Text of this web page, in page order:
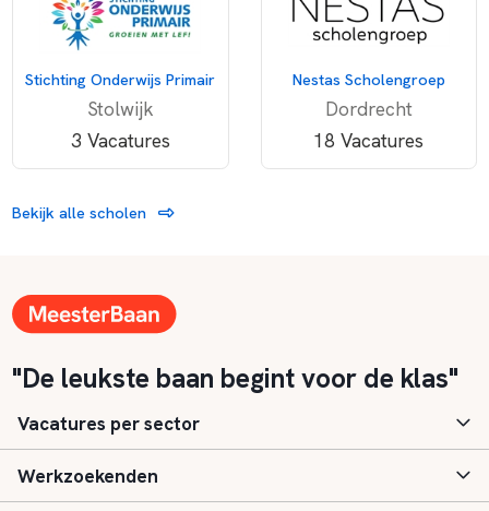
Stichting Onderwijs Primair
Stolwijk
3 Vacatures
Nestas Scholengroep
Dordrecht
18 Vacatures
Bekijk alle scholen
"De leukste baan begint voor de klas"
Vacatures per sector
Basisonderwijs
Werkzoekenden